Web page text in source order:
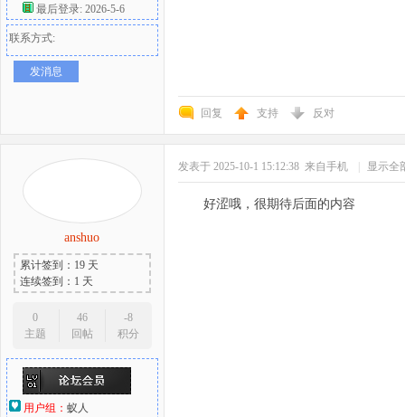
最后登录: 2026-5-6
联系方式:
发消息
回复 支持 反对
anshuo
累计签到：19 天
连续签到：1 天
0
主题
46
回帖
-8
积分
用户组： 蚁人
发表于 2025-10-1 15:12:38 来自手机 显示全
好涩哦，很期待后面的内容